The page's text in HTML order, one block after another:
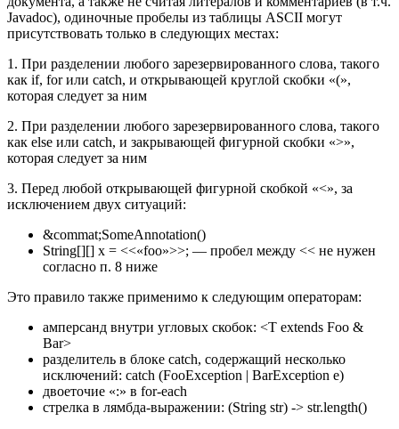
Javadoc), одиночные пробелы из таблицы ASCII могут
присутствовать только в следующих местах:
1. При разделении любого зарезервированного слова, такого
как if, for или catch, и открывающей круглой скобки «(»,
которая следует за ним
2. При разделении любого зарезервированного слова, такого
как else или catch, и закрывающей фигурной скобки «>»,
которая следует за ним
3. Перед любой открывающей фигурной скобкой «<», за
исключением двух ситуаций:
&commat;SomeAnnotation()
String[][] x = <<«foo»>>; — пробел между << не нужен
согласно п. 8 ниже
Это правило также применимо к следующим операторам:
амперсанд внутри угловых скобок: <T extends Foo &
Bar>
разделитель в блоке catch, содержащий несколько
исключений: catch (FooException | BarException e)
двоеточие «:» в for-each
стрелка в лямбда-выражении: (String str) -> str.length()